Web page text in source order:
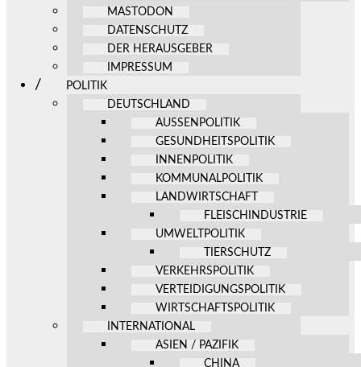
MASTODON
DATENSCHUTZ
DER HERAUSGEBER
IMPRESSUM
POLITIK
DEUTSCHLAND
AUSSENPOLITIK
GESUNDHEITSPOLITIK
INNENPOLITIK
KOMMUNALPOLITIK
LANDWIRTSCHAFT
FLEISCHINDUSTRIE
UMWELTPOLITIK
TIERSCHUTZ
VERKEHRSPOLITIK
VERTEIDIGUNGSPOLITIK
WIRTSCHAFTSPOLITIK
INTERNATIONAL
ASIEN / PAZIFIK
CHINA